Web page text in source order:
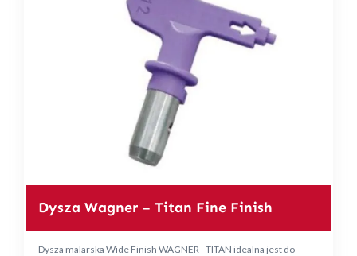
Dysza Wagner – Titan Fine Finish
Dysza malarska Wide Finish WAGNER - TITAN idealna jest do